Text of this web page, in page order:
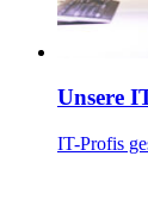
Unsere
IT-Profis